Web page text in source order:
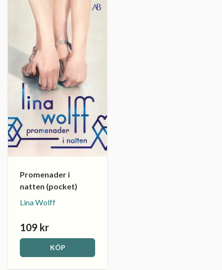
Promenader i
natten (pocket)
Lina Wolff
109 kr
KÖP